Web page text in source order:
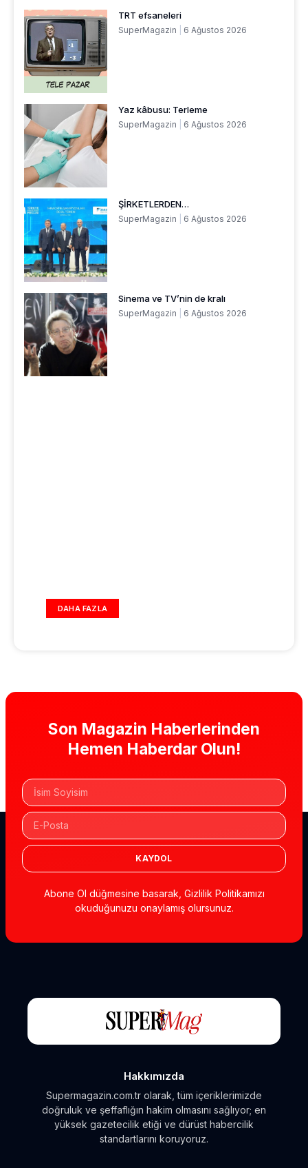
TRT efsaneleri
SuperMagazin 6 Ağustos 2026
Yaz kâbusu: Terleme
SuperMagazin 6 Ağustos 2026
ŞİRKETLERDEN…
SuperMagazin 6 Ağustos 2026
Sinema ve TV’nin de kralı
SuperMagazin 6 Ağustos 2026
DAHA FAZLA
Son Magazin Haberlerinden
Hemen Haberdar Olun!
KAYDOL
Abone Ol düğmesine basarak, Gizlilik Politikamızı
okuduğunuzu onaylamış olursunuz.
Hakkımızda
Supermagazin.com.tr olarak, tüm içeriklerimizde
doğruluk ve şeffaflığın hakim olmasını sağlıyor; en
yüksek gazetecilik etiği ve dürüst habercilik
standartlarını koruyoruz.